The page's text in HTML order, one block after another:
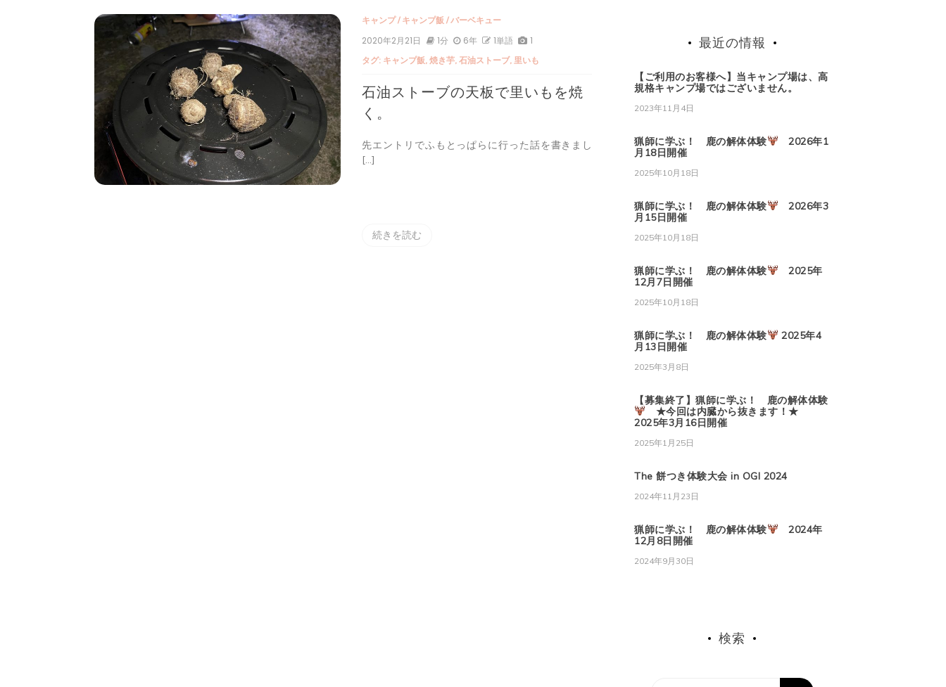
ャンプ場
キャンプ/ キャンプ飯 /バーベキュー
2020年2月21日 1分 6年 1単語 1
タグ: キャンプ飯,焼き芋,石油ストーブ,里いも
石油ストーブの天板で里いもを焼
く。
先エントリでふもとっぱらに行った話を書きまし
[…]
続きを読む
最近の情報
【ご利用のお客様へ】当キャンプ場は、高
規格キャンプ場ではございません。
2023年11月4日
猟師に学ぶ！ 鹿の解体体験
2026年1
月18日開催
2025年10月18日
猟師に学ぶ！ 鹿の解体体験
2026年3
月15日開催
2025年10月18日
猟師に学ぶ！ 鹿の解体体験
2025年
12月7日開催
2025年10月18日
猟師に学ぶ！ 鹿の解体体験
2025年4
月13日開催
2025年3月8日
【募集終了】猟師に学ぶ！ 鹿の解体体験
★今回は内臓から抜きます！★
2025年3月16日開催
2025年1月25日
The 餅つき体験大会 in OGI 2024
2024年11月23日
猟師に学ぶ！ 鹿の解体体験
2024年
12月8日開催
2024年9月30日
検索